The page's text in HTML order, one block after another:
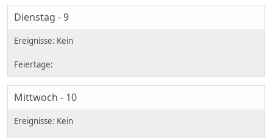
Dienstag - 9
Mittwoch - 10